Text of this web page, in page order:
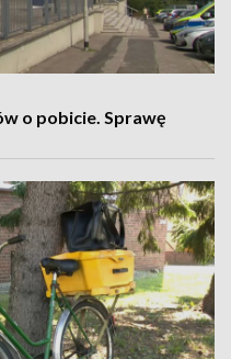
o pobicie. Sprawę